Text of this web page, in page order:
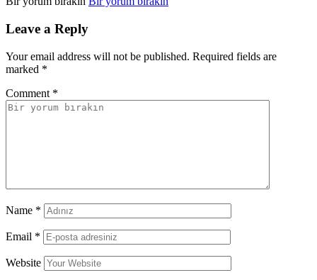
Leave a Reply
Your email address will not be published. Required fields are
marked *
Comment *
Name *
Email *
Website